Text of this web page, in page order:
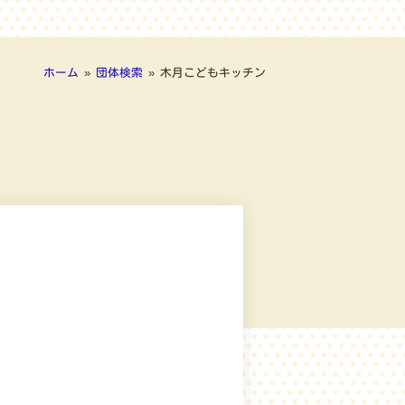
ホーム » 団体検索 » 木月こどもキッチン